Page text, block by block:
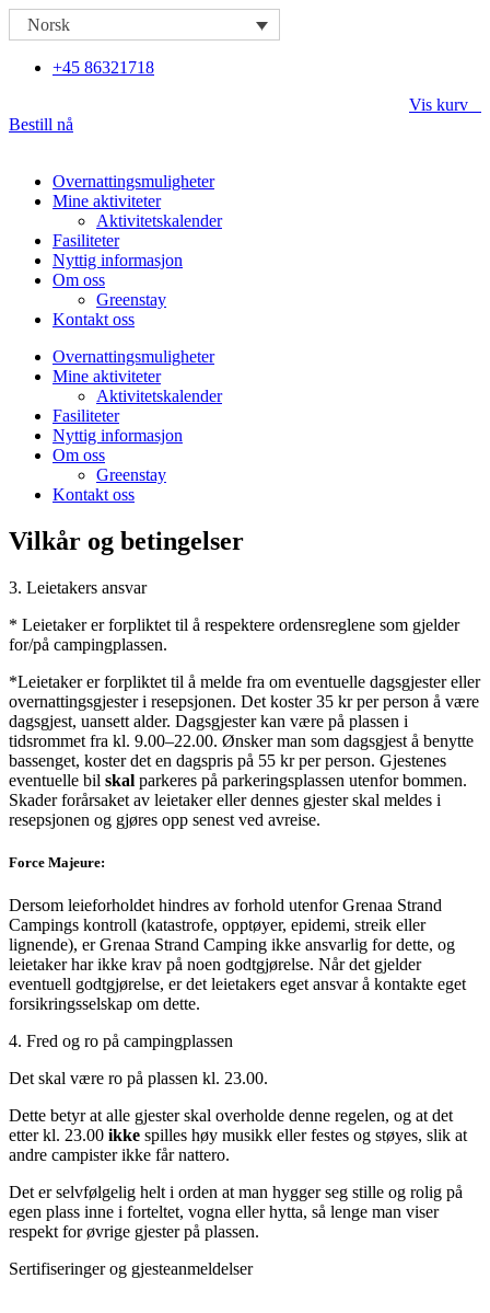
Skip
to
Norsk
+45 86321718
Vis kurv
Bestill nå
Overnattingsmuligheter
Mine aktiviteter
Aktivitetskalender
Fasiliteter
Nyttig informasjon
Om oss
Greenstay
Kontakt oss
Overnattingsmuligheter
Mine aktiviteter
Aktivitetskalender
Fasiliteter
Nyttig informasjon
Om oss
Greenstay
Kontakt oss
Vilkår og betingelser
3. Leietakers ansvar
* Leietaker er forpliktet til å respektere ordensreglene som gjelder
for/på campingplassen.
*Leietaker er forpliktet til å melde fra om eventuelle dagsgjester eller
overnattingsgjester i resepsjonen. Det koster 35 kr per person å være
dagsgjest, uansett alder. Dagsgjester kan være på plassen i
tidsrommet fra kl. 9.00–22.00. Ønsker man som dagsgjest å benytte
bassenget, koster det en dagspris på 55 kr per person. Gjestenes
eventuelle bil skal parkeres på parkeringsplassen utenfor bommen.
Skader forårsaket av leietaker eller dennes gjester skal meldes i
resepsjonen og gjøres opp senest ved avreise.
Force Majeure:
Dersom leieforholdet hindres av forhold utenfor Grenaa Strand
Campings kontroll (katastrofe, opptøyer, epidemi, streik eller
lignende), er Grenaa Strand Camping ikke ansvarlig for dette, og
leietaker har ikke krav på noen godtgjørelse. Når det gjelder
eventuell godtgjørelse, er det leietakers eget ansvar å kontakte eget
forsikringsselskap om dette.
4. Fred og ro på campingplassen
Det skal være ro på plassen kl. 23.00.
Dette betyr at alle gjester skal overholde denne regelen, og at det
etter kl. 23.00 ikke spilles høy musikk eller festes og støyes, slik at
andre campister ikke får nattero.
Det er selvfølgelig helt i orden at man hygger seg stille og rolig på
egen plass inne i forteltet, vogna eller hytta, så lenge man viser
respekt for øvrige gjester på plassen.
Sertifiseringer og gjesteanmeldelser